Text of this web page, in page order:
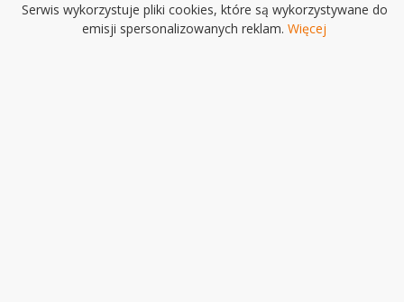
Serwis wykorzystuje pliki cookies, które są wykorzystywane do
emisji spersonalizowanych reklam. Więcej